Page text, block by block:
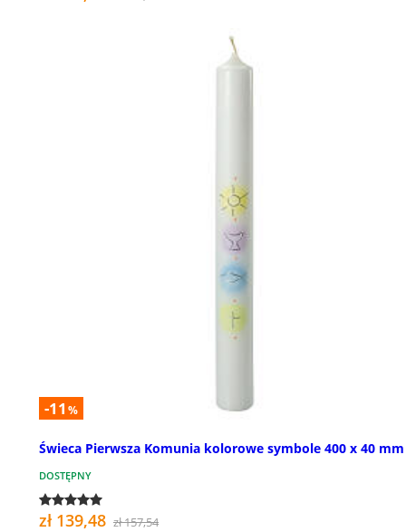
-11 %
Świeca Pierwsza Komunia kolorowe symbole 400 x 40 mm
DOSTĘPNY
zł 139,48 zł 157,54